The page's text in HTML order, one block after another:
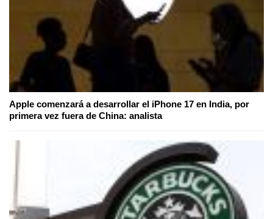
Apple comenzará a desarrollar el iPhone 17 en India, por
primera vez fuera de China: analista